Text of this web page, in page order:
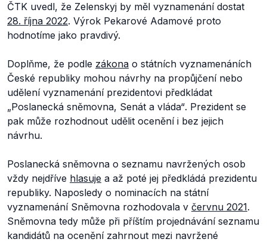
ČTK uvedl, že Zelenskyj by měl vyznamenání dostat
28. října 2022. Výrok Pekarové Adamové proto
hodnotíme jako pravdivý.
Doplňme, že podle zákona o státních vyznamenáních
České republiky mohou návrhy na propůjčení nebo
udělení vyznamenání prezidentovi předkládat
„Poslanecká sněmovna, Senát a vláda“. Prezident se
pak může rozhodnout udělit ocenění i bez jejich
návrhu.
Poslanecká sněmovna o seznamu navržených osob
vždy nejdříve hlasuje a až poté jej předkládá prezidentu
republiky. Naposledy o nominacích na státní
vyznamenání Sněmovna rozhodovala v červnu 2021.
Sněmovna tedy může při příštím projednávání seznamu
kandidátů na ocenění zahrnout mezi navržené